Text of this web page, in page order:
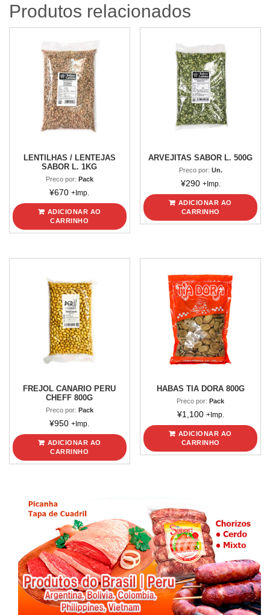
500g
quantidade
Produtos relacionados
LENTILHAS / LENTEJAS
SABOR L. 1KG
Preco por: Pack
¥670 +Imp.
ADICIONAR AO
CARRINHO
ARVEJITAS SABOR L. 500G
Preco por: Un.
¥290 +Imp.
ADICIONAR AO
CARRINHO
FREJOL CANARIO PERU
CHEFF 800G
Preco por: Pack
¥950 +Imp.
ADICIONAR AO
CARRINHO
HABAS TIA DORA 800G
Preco por:Pack
¥1,100 +Imp.
ADICIONAR AO
CARRINHO